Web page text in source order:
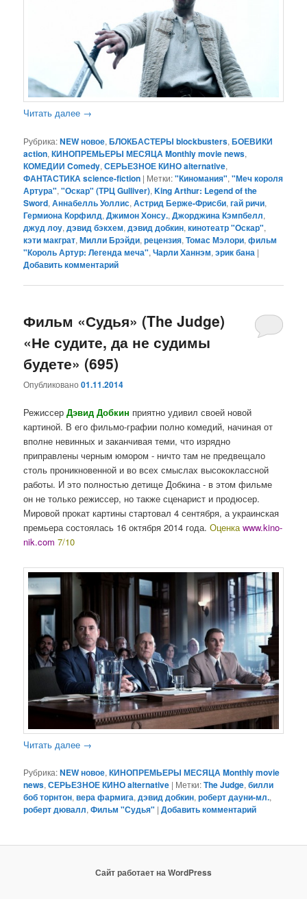
Читать далее →
Рубрика:NEW новое,БЛОКБАСТЕРЫ blockbusters,БОЕВИКИ
action,КИНОПРЕМЬЕРЫ МЕСЯЦА Monthly movie news,
КОМЕДИИ Comedy,СЕРЬЕЗНОЕ КИНО alternative,
ФАНТАСТИКА science-fiction | Метки:"Киномания","Меч короля
Артура","Оскар" (ТРЦ Gulliver),King Arthur: Legend of the
Sword,Аннабелль Уоллис,Астрид Берже-Фрисби,гай ричи,
Гермиона Корфилд,Джимон Хонсу.,Джорджина Кэмпбелл,
джуд лоу,дэвид бэкхем,дэвид добкин,кинотеатр "Оскар",
кэти макграт,Милли Брэйди,рецензия,Томас Мэлори,фильм
"Король Артур: Легенда меча",Чарли Ханнэм,эрик бана |
Добавить комментарий
Фильм «Судья» (The Judge)
«Не судите, да не судимы
будете» (695)
Опубликовано01.11.2014
Режиссер Дэвид Добкин приятно удивил своей новой
картиной. В его фильмо-графии полно комедий, начиная от
вполне невинных и заканчивая теми, что изрядно
приправлены черным юмором - ничто там не предвещало
столь проникновенной и во всех смыслах высококлассной
работы. И это полностью детище Добкина - в этом фильме
он не только режиссер, но также сценарист и продюсер.
Мировой прокат картины стартовал 4 сентября, а украинская
премьера состоялась 16 октября 2014 года.Оценкаwww.kino-
nik.com7/10
Читать далее →
Рубрика:NEW новое,КИНОПРЕМЬЕРЫ МЕСЯЦА Monthly movie
news,СЕРЬЕЗНОЕ КИНО alternative | Метки:The Judge,билли
боб торнтон,вера фармига,дэвид добкин,роберт дауни-мл.,
роберт дювалл,Фильм "Судья" |Добавить комментарий
Сайт работает на WordPress